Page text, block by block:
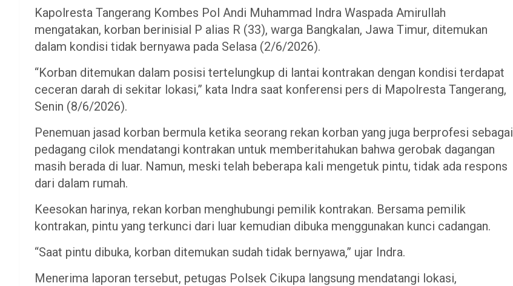
Kapolresta Tangerang Kombes Pol Andi Muhammad Indra Waspada Amirullah
mengatakan, korban berinisial P alias R (33), warga Bangkalan, Jawa Timur, ditemukan
dalam kondisi tidak bernyawa pada Selasa (2/6/2026).
“Korban ditemukan dalam posisi tertelungkup di lantai kontrakan dengan kondisi terdapat
ceceran darah di sekitar lokasi,” kata Indra saat konferensi pers di Mapolresta Tangerang,
Senin (8/6/2026).
Penemuan jasad korban bermula ketika seorang rekan korban yang juga berprofesi sebagai
pedagang cilok mendatangi kontrakan untuk memberitahukan bahwa gerobak dagangan
masih berada di luar. Namun, meski telah beberapa kali mengetuk pintu, tidak ada respons
dari dalam rumah.
Keesokan harinya, rekan korban menghubungi pemilik kontrakan. Bersama pemilik
kontrakan, pintu yang terkunci dari luar kemudian dibuka menggunakan kunci cadangan.
“Saat pintu dibuka, korban ditemukan sudah tidak bernyawa,” ujar Indra.
Menerima laporan tersebut, petugas Polsek Cikupa langsung mendatangi lokasi,